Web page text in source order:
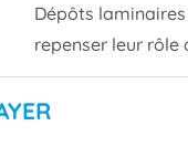
Dépôts
repenser leur rôle